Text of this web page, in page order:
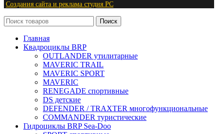
Создания сайта и реклама студия PС
Поиск
Главная
Квадроциклы BRP
OUTLANDER утилитарные
MAVERIC TRAIL
MAVERIC SPORT
MAVERIC
RENEGADE спортивные
DS детские
DEFENDER / TRAXTER многофункциональные
COMMANDER туристические
Гидроциклы BRP Sea-Doo